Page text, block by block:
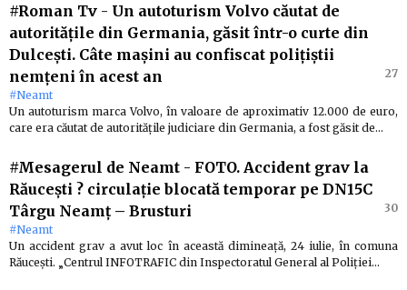
#Roman Tv - Un autoturism Volvo căutat de
autoritățile din Germania, găsit într-o curte din
Dulcești. Câte mașini au confiscat polițiștii
nemțeni în acest an
27
#Neamt
Un autoturism marca Volvo, în valoare de aproximativ 12.000 de euro,
care era căutat de autoritățile judiciare din Germania, a fost găsit de…
#Mesagerul de Neamt - FOTO. Accident grav la
Răucești ? circulație blocată temporar pe DN15C
Târgu Neamț – Brusturi
30
#Neamt
Un accident grav a avut loc în această dimineață, 24 iulie, în comuna
Răucești. „Centrul INFOTRAFIC din Inspectoratul General al Poliției…